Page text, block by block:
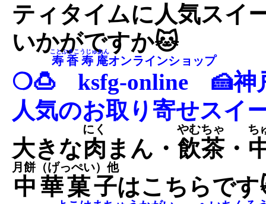
ティタイムに人気スイ
いかがですか🐱
❍🍮
ksfg-online
寿香寿庵
ことぶきこうじゅあん
オンラインショップ
🍰神
人気のお取り寄せスイ
大きな肉
にく
まん・ 飲茶
やむちゃ
・
ち
中華菓子
月餅（げっぺい）他
はこちらです